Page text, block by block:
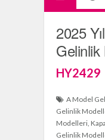
2025
Gelinlik
HY2429
A Model
Gelinlik
Modelleri
Gelinlik